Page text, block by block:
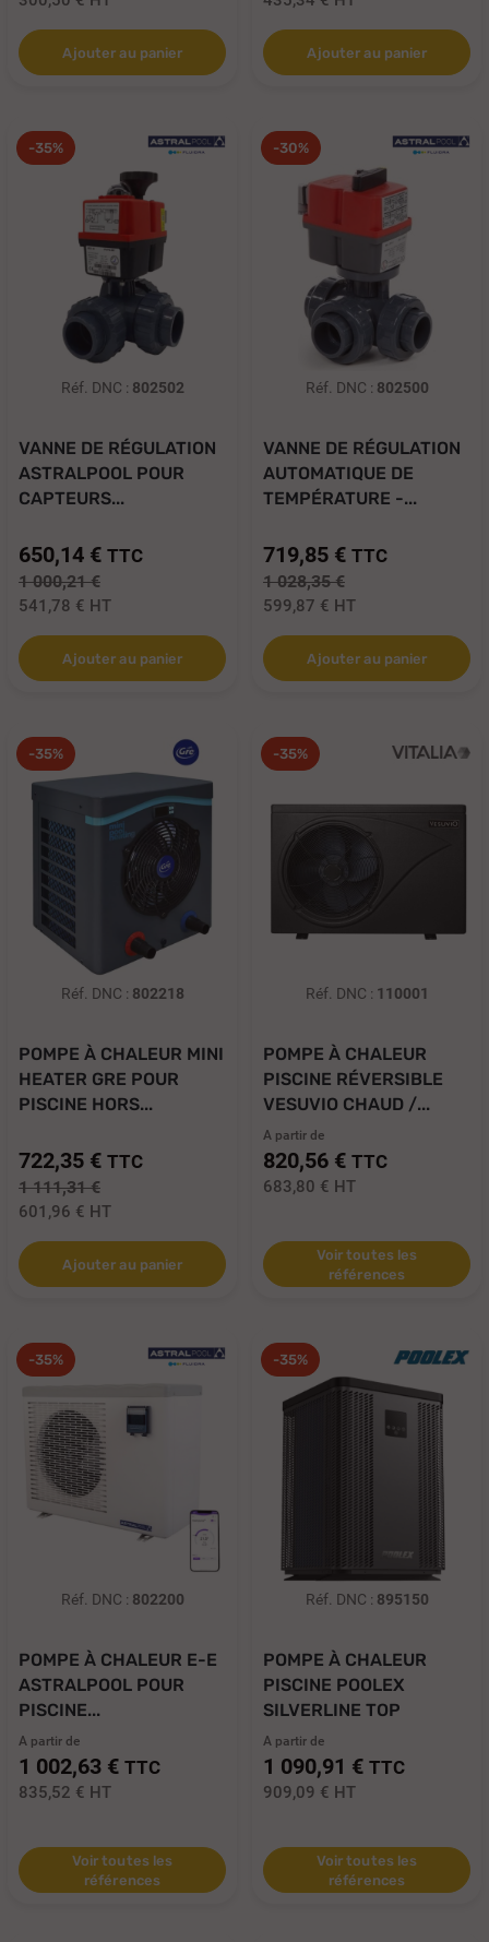
Ajouter au panier Ajouter au panier
-35%
Réf. DNC : 802502
VANNE DE RÉGULATION
ASTRALPOOL POUR
CAPTEURS...
650,14 € TTC
1 000,21 €
541,78 € HT
Ajouter au panier
-30%
Réf. DNC : 802500
VANNE DE RÉGULATION
AUTOMATIQUE DE
TEMPÉRATURE -...
719,85 € TTC
1 028,35 €
599,87 € HT
Ajouter au panier
-35%
Réf. DNC : 802218
POMPE À CHALEUR MINI
HEATER GRE POUR
PISCINE HORS...
722,35 € TTC
1 111,31 €
601,96 € HT
Ajouter au panier
-35%
Réf. DNC : 110001
POMPE À CHALEUR
PISCINE RÉVERSIBLE
VESUVIO CHAUD /...
A partir de
820,56 € TTC
683,80 € HT
Voir toutes les
références
-35%
Réf. DNC : 802200
POMPE À CHALEUR E-E
ASTRALPOOL POUR
PISCINE...
A partir de
1 002,63 € TTC
835,52 € HT
Voir toutes les
références
-35%
Réf. DNC : 895150
POMPE À CHALEUR
PISCINE POOLEX
SILVERLINE TOP
A partir de
1 090,91 € TTC
909,09 € HT
Voir toutes les
références